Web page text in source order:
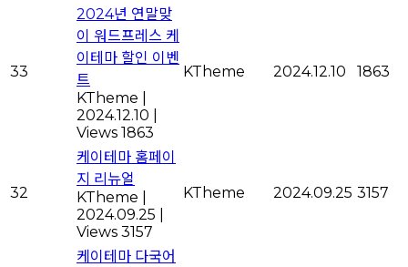
33
2024년 연말맞
이 워드프레스 케
이테마 할인 이벤
트
KTheme
2024.12.10
Views 1863
KTheme 2024.12.10 1863
32
케이테마 홈페이
지 리뉴얼
KTheme
2024.09.25
Views 3157
KTheme 2024.09.25 3157
케이테마 다국어